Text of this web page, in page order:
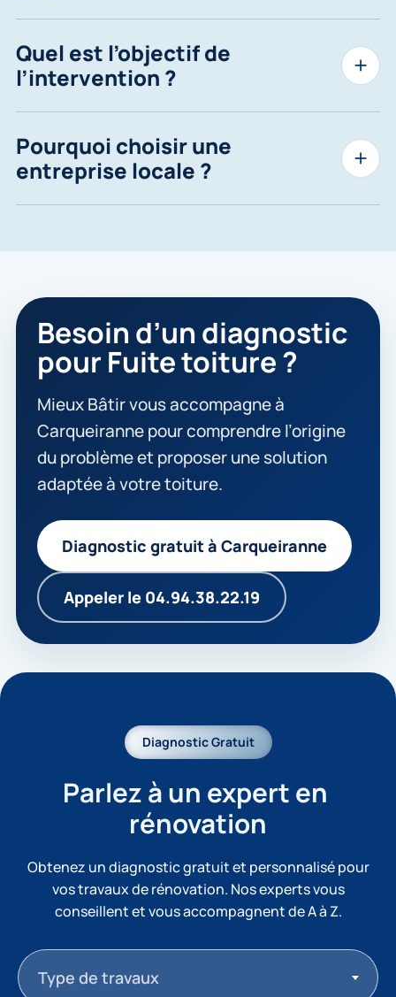
Quel est l’objectif de
l’intervention ?
Pourquoi choisir une
entreprise locale ?
Besoin d’un diagnostic
pour Fuite toiture ?
Mieux Bâtir vous accompagne à
Carqueiranne pour comprendre l’origine
du problème et proposer une solution
adaptée à votre toiture.
Diagnostic gratuit à Carqueiranne
Appeler le 04.94.38.22.19
Diagnostic Gratuit
Parlez à un expert en
rénovation
Obtenez un diagnostic gratuit et personnalisé pour
vos travaux de rénovation. Nos experts vous
conseillent et vous accompagnent de A à Z.
Type de travaux